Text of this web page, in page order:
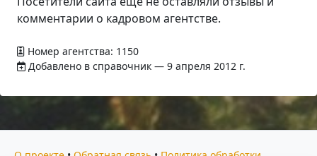
комментарии о кадровом агентстве.
Номер агентства: 1150
Добавлено в справочник — 9 апреля 2012 г.